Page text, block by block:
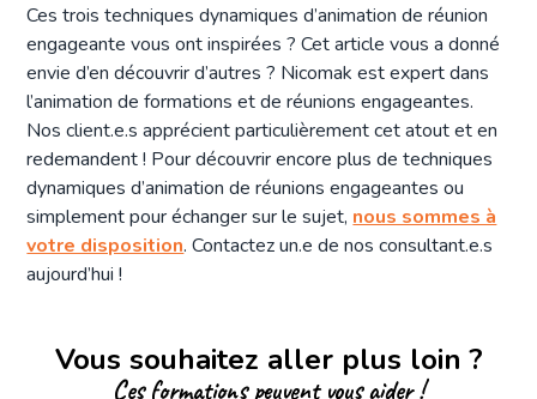
Ces trois techniques dynamiques d’animation de réunion
engageante vous ont inspirées ? Cet article vous a donné
envie d’en découvrir d’autres ? Nicomak est expert dans
l’animation de formations et de réunions engageantes.
Nos client.e.s apprécient particulièrement cet atout et en
redemandent ! Pour découvrir encore plus de techniques
dynamiques d’animation de réunions engageantes ou
simplement pour échanger sur le sujet, nous sommes à
votre disposition. Contactez un.e de nos consultant.e.s
aujourd’hui !
Vous souhaitez aller plus loin ?
Ces formations peuvent vous aider !